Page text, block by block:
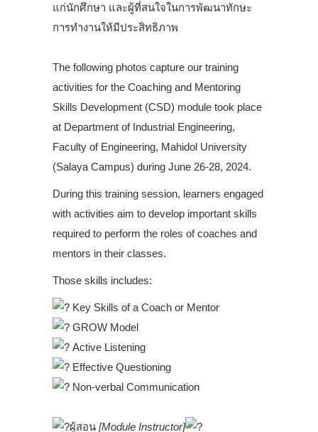
แก่นักศึกษา และผู้ที่สนใจในการพัฒนาทักษะ
การทำงานให้มีประสิทธิภาพ
The following photos capture our training
activities for the Coaching and Mentoring
Skills Development (CSD) module took place
at Department of Industrial Engineering,
Faculty of Engineering, Mahidol University
(Salaya Campus) during June 26-28, 2024.
During this training session, learners engaged
with activities aim to develop important skills
required to perform the roles of coaches and
mentors in their classes.
Those skills includes:
Key Skills of a Coach or Mentor
GROW Model
Active Listening
Effective Questioning
Non-verbal Communication
ผู้สอน [Module Instructor]